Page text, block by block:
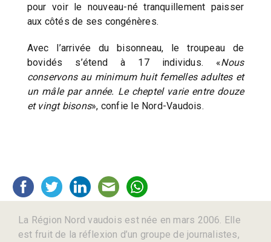
pour voir le nouveau-né tranquillement paisser
aux côtés de ses congénères.
Avec l’arrivée du bisonneau, le troupeau de
bovidés s’étend à 17 individus. «Nous
conservons au minimum huit femelles adultes et
un mâle par année. Le cheptel varie entre douze
et vingt bisons», confie le Nord-Vaudois.
La Région Nord vaudois est née en mars 2006. Elle
est fruit de la réflexion d’un groupe de journalistes,